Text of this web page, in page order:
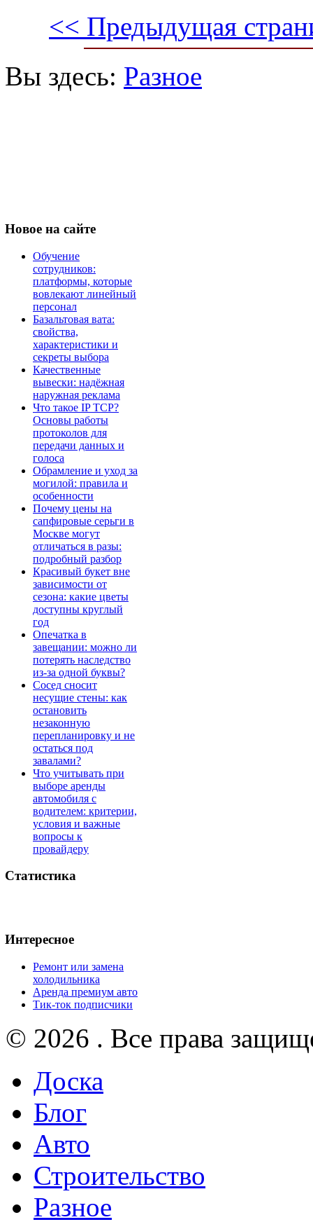
<< Предыдущая
Вы здесь: Разное
Новое на сайте
Обучение
сотрудников:
платформы, которые
вовлекают линейный
персонал
Базальтовая вата:
свойства,
характеристики и
секреты выбора
Качественные
вывески: надёжная
наружная реклама
Что такое IP TCP?
Основы работы
протоколов для
передачи данных и
голоса
Обрамление и уход за
могилой: правила и
особенности
Почему цены на
сапфировые серьги в
Москве могут
отличаться в разы:
подробный разбор
Красивый букет вне
зависимости от
сезона: какие цветы
доступны круглый
год
Опечатка в
завещании: можно ли
потерять наследство
из-за одной буквы?
Сосед сносит
несущие стены: как
остановить
незаконную
перепланировку и не
остаться под
завалами?
Что учитывать при
выборе аренды
автомобиля с
водителем: критерии,
условия и важные
вопросы к
провайдеру
Статистика
Интересное
Ремонт или замена
холодильника
Аренда премиум авто
Тик-ток подписчики
© 2026 . Все права
Доска
Блог
Авто
Строительство
Разное